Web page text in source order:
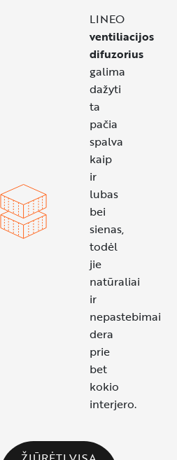
LINEO
ventiliacijos
difuzorius
galima
dažyti
ta
pačia
spalva
kaip
ir
lubas
bei
sienas,
todėl
jie
natūraliai
ir
nepastebimai
dera
prie
bet
kokio
interjero.